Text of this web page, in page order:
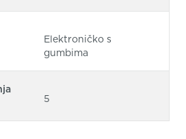
Elektroničko s
gumbima
5